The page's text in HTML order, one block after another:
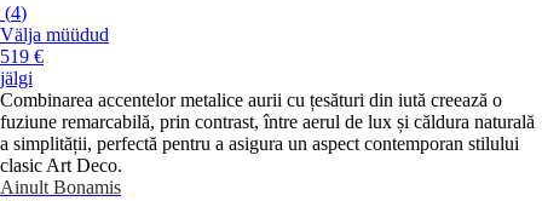
(4)
Välja müüdud
519 €
jälgi
Combinarea accentelor metalice aurii cu țesături din iută creează o
fuziune remarcabilă, prin contrast, între aerul de lux și căldura naturală
a simplității, perfectă pentru a asigura un aspect contemporan stilului
clasic Art Deco.
Ainult Bonamis